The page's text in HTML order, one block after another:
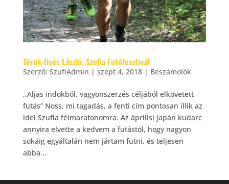
Török-Ilyés László: Szufla Futófesztivál
Szerző: SzuflAdmin | szept 4, 2018| Beszámolók
,,Aljas indokból, vagyonszerzés céljából elkövetett
futás” Noss, mi tagadás, a fenti cím pontosan illik az
idei Szufla félmaratonomra. Az áprilisi japán kudarc
annyira elvette a kedvem a futástól, hogy nagyon
sokáig egyáltalán nem jártam futni, és teljesen
abba...